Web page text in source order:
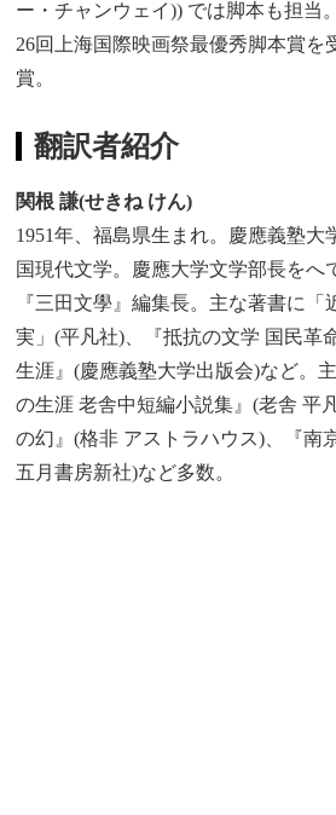
ー・チャンウェイ)) では脚本も担当
26回上海国際映画祭最優秀脚本賞を
翻訳者紹介
関根 謙(せきね けん)
1951年、福島県生まれ。慶應義塾大
国現代文学。慶應大学文学部長をへ
『三田文學』編集長。主な著書に「
実」(平凡社)、『抵抗の文学 国民革
生涯』(慶應義塾大学出版会)など。
の生涯 老舎中短編小説集』(老舎 平
の幻』(格非 アストラハウス)、『南
五月書房新社)など多数。